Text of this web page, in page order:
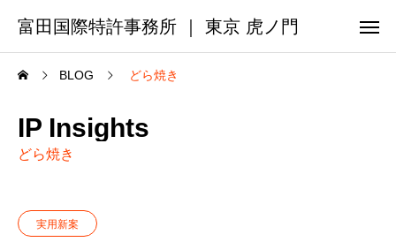
富田国際特許事務所 ｜ 東京 虎ノ門
BLOG どら焼き
IP Insights
どら焼き
実用新案